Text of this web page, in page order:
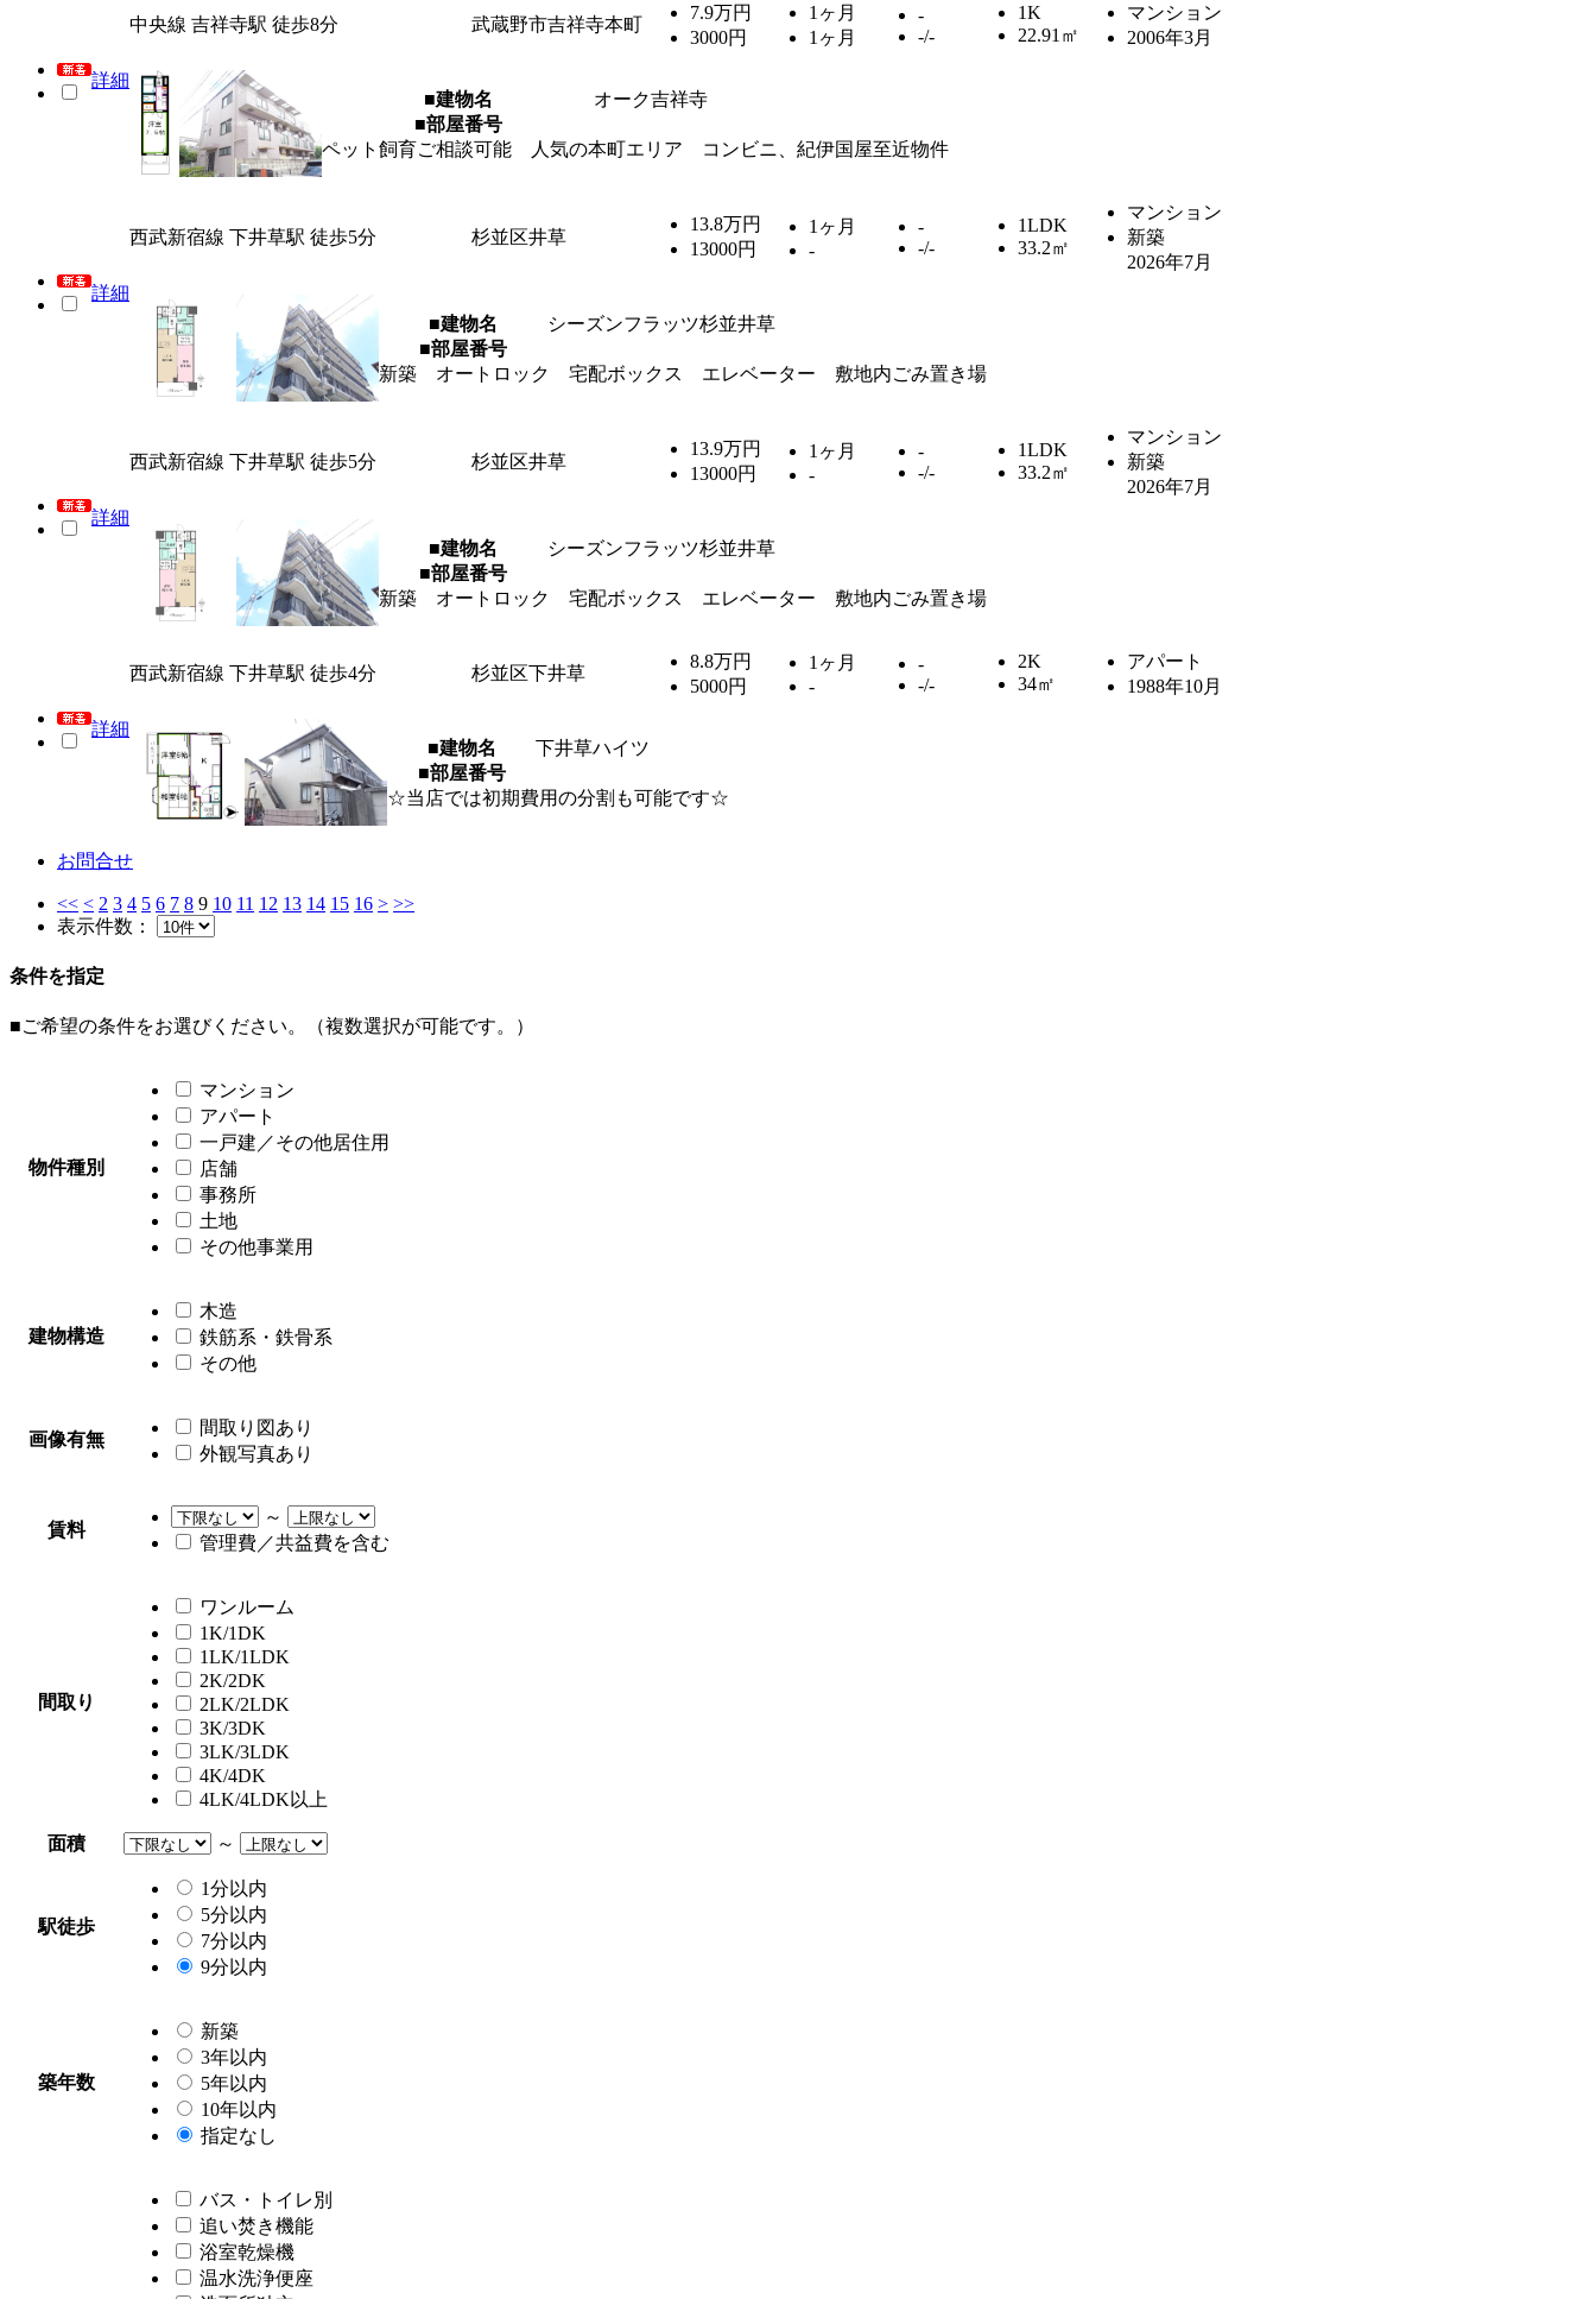
詳細
中央線 吉祥寺駅 徒歩8分 武蔵野市吉祥寺本町
7.9万円
3000円
1ヶ月
1ヶ月
-
-/-
1K
22.91㎡
マンション
2006年3月
■建物名
オーク吉祥寺
■部屋番号
ペット飼育ご相談可能 人気の本町エリア コンビニ、紀伊国屋至近物件
詳細
西武新宿線 下井草駅 徒歩5分 杉並区井草
13.8万円
13000円
1ヶ月
-
-
-/-
1LDK
33.2㎡
マンション
新築
2026年7月
■建物名
シーズンフラッツ杉並井草
■部屋番号
新築 オートロック 宅配ボックス エレベーター 敷地内ごみ置き場
詳細
西武新宿線 下井草駅 徒歩5分 杉並区井草
13.9万円
13000円
1ヶ月
-
-
-/-
1LDK
33.2㎡
マンション
新築
2026年7月
■建物名
シーズンフラッツ杉並井草
■部屋番号
新築 オートロック 宅配ボックス エレベーター 敷地内ごみ置き場
詳細
西武新宿線 下井草駅 徒歩4分 杉並区下井草
8.8万円
5000円
1ヶ月
-
-
-/-
2K
34㎡
アパート
1988年10月
■建物名
下井草ハイツ
■部屋番号
☆当店では初期費用の分割も可能です☆
お問合せ
<< < 2 3 4 5 6 7 8 9 10 11 12 13 14 15 16 > >>
表示件数：
条件を指定
■ご希望の条件をお選びください。（複数選択が可能です。）
物件種別
マンション
アパート
一戸建／その他居住用
店舗
事務所
土地
その他事業用
建物構造
木造
鉄筋系・鉄骨系
その他
画像有無
間取り図あり
外観写真あり
賃料
～
管理費／共益費を含む
間取り
ワンルーム
1K/1DK
1LK/1LDK
2K/2DK
2LK/2LDK
3K/3DK
3LK/3LDK
4K/4DK
4LK/4LDK以上
面積 ～
駅徒歩
1分以内
5分以内
7分以内
9分以内
築年数
新築
3年以内
5年以内
10年以内
指定なし
バス・トイレ別
追い焚き機能
浴室乾燥機
温水洗浄便座